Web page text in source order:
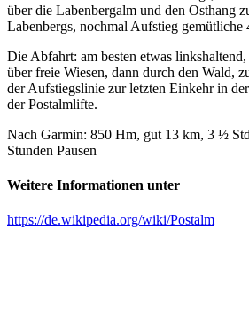
über die Labenbergalm und den Osthang
Labenbergs, nochmal Aufstieg
Die Abfahrt: am besten etwas
über freie Wiesen, dann durch den Wald,
der Aufstiegslinie zur letzten Einkehr in
der Postalmlifte.
Nach Garmin: 850 Hm, gut 13 km, 3 ½
Stunden Pausen
Weitere Informationen unter
https://de.wikipedia.org/wiki/Postalm